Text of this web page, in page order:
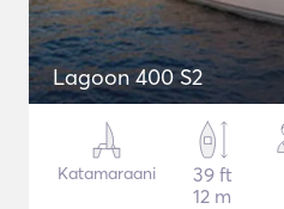
Lagoon 400 S2
Katamaraani
39 ft
12 m